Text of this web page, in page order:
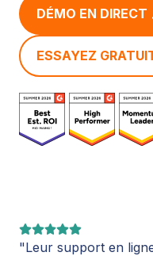
DÉMO EN DIRECT
ESSAYEZ
"Leur support en